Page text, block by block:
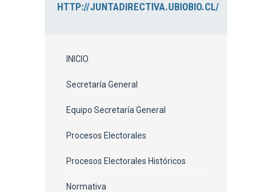
HTTP://JUNTADIRECTIVA.UBIOBIO.CL/
INICIO
Secretaría General
Equipo Secretaría General
Procesos Electorales
Procesos Electorales Históricos
Normativa